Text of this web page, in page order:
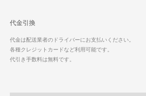
代金引換
代金は配送業者のドライバーにお支払いください。
各種クレジットカードなど利用可能です。
代引き手数料は無料です。